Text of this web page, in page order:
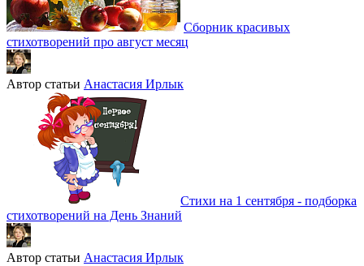
Сборник красивых
стихотворений про август месяц
Автор статьи Анастасия Ирлык
Стихи на 1 сентября - подборка
стихотворений на День Знаний
Автор статьи Анастасия Ирлык